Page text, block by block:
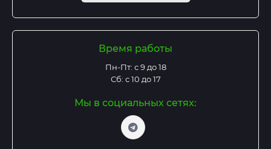
Время работы
Пн-Пт: с 9 до 18
Сб: с 10 до 17
Мы в социальных сетях: